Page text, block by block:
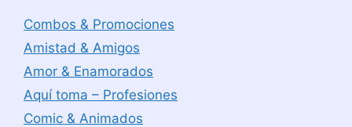
Combos & Promociones
Amistad & Amigos
Amor & Enamorados
Aquí toma – Profesiones
Comic & Animados